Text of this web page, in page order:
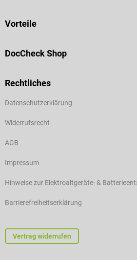
Vorteile
DocCheck Shop
Rechtliches
Datenschutzerklärung
Widerrufsrecht
AGB
Impressum
Hinweise zur Elektroaltgeräte- &
Barrierefreiheitserklärung
Vertrag widerrufen